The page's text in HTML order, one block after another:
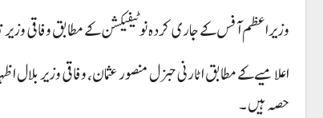
وزیراعظم آفس کے جاری کردہ نوٹیفیکشن کے مطابق وفاقی
اعلامیے کے مطابق اٹارنی جنرل منصور عثمان، وفاقی وزیر بلال
حصہ ہیں ۔